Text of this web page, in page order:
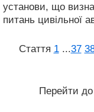
установи, що
питань цивільної
Стаття 1 ...37
Перейти до